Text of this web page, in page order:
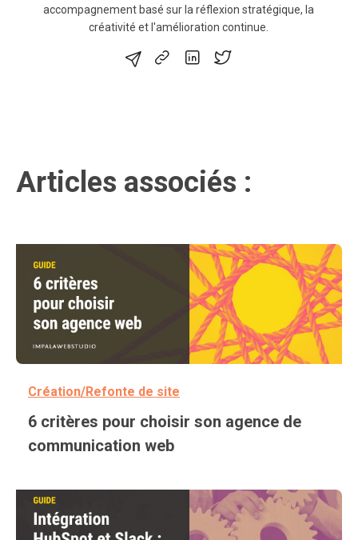
accompagnement basé sur la réflexion stratégique, la
créativité et l'amélioration continue.
Articles associés :
Création/Refonte de site
6 critères pour choisir son agence de
communication web